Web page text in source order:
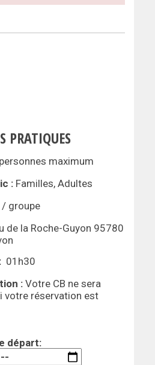
PRATIQUES
maximum
: Familles, Adultes
/ groupe
de la Roche-Guyon 95780
01h30
: Votre CB ne sera
votre réservation est
départ: